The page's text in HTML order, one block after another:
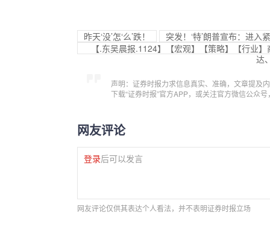
昨天‘没’怎‘么’跌！
突发！‘特’朗普宣布：进入
【.东吴晨报.1124】【宏观】【策略】【行业
达
声明：证券时报力求信息真实、准确，文章提及
下载“证券时报”官方APP，或关注官方微信公众
网友评论
登录后可以发言
网友评论仅供其表达个人看法，并不表明证券时报立场